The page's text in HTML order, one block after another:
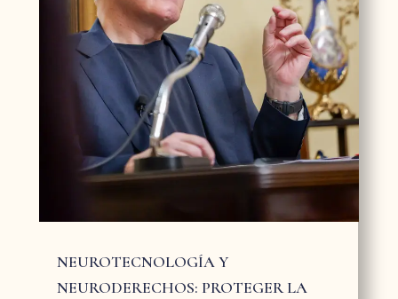
NEUROTECNOLOGÍA Y
NEURODERECHOS: PROTEGER LA